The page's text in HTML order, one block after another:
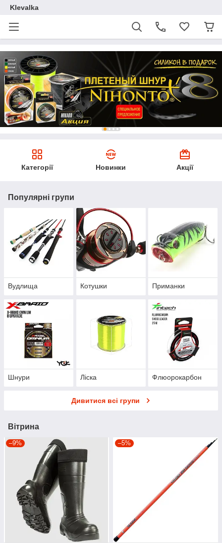
Klevalka
Категорії Новинки Акції
Популярні групи
Вудлища Котушки Приманки
Шнури Ліска Флюорокарбон
Дивитися всі групи
Вітрина
–9% –5%